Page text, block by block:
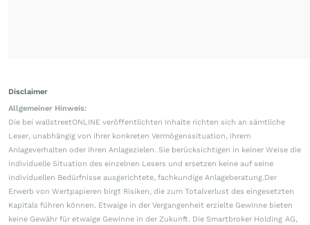
Disclaimer
Allgemeiner Hinweis:
Die bei wallstreetONLINE veröffentlichten Inhalte richten sich an sämtliche
Leser, unabhängig von ihrer konkreten Vermögenssituation, ihrem
Anlageverhalten oder ihren Anlagezielen. Sie berücksichtigen in keiner Weise die
individuelle Situation des einzelnen Lesers und ersetzen keine auf seine
individuellen Bedürfnisse ausgerichtete, fachkundige Anlageberatung.Der
Erwerb von Wertpapieren birgt Risiken, die zum Totalverlust des eingesetzten
Kapitals führen können. Etwaige in der Vergangenheit erzielte Gewinne bieten
keine Gewähr für etwaige Gewinne in der Zukunft. Die Smartbroker Holding AG,